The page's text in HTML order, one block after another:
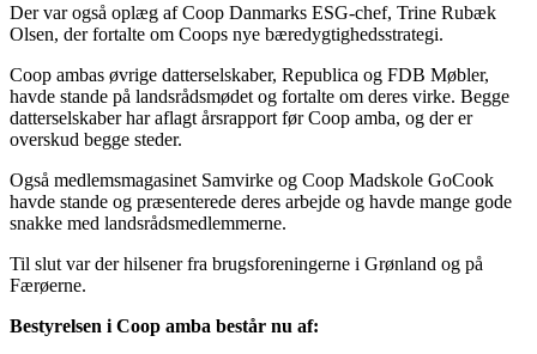
Der var også oplæg af Coop Danmarks ESG-chef, Trine Rubæk
Olsen, der fortalte om Coops nye bæredygtighedsstrategi.
Coop ambas øvrige datterselskaber, Republica og FDB Møbler,
havde stande på landsrådsmødet og fortalte om deres virke. Begge
datterselskaber har aflagt årsrapport før Coop amba, og der er
overskud begge steder.
Også medlemsmagasinet Samvirke og Coop Madskole GoCook
havde stande og præsenterede deres arbejde og havde mange gode
snakke med landsrådsmedlemmerne.
Til slut var der hilsener fra brugsforeningerne i Grønland og på
Færøerne.
Bestyrelsen i Coop amba består nu af: